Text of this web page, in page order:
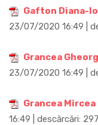
Gafton Diana-
23/07/2020 16:49 |
Grancea
23/07/2020 16:49 |
Grancea
16:49 | descărcări: